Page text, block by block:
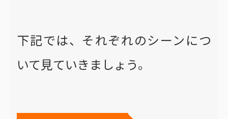
下記では、それぞれのシーンにつ
いて見ていきましょう。